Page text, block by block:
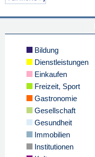
Bildung
Dienstleistungen
Einkaufen
Freizeit, Sport
Gastronomie
Gesellschaft
Gesundheit
Immobilien
Institutionen